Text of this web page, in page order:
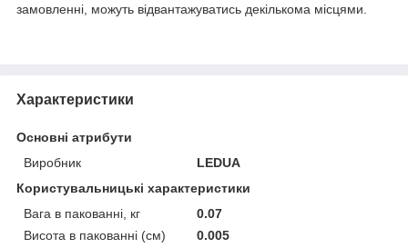
замовленні, можуть відвантажуватись декількома місцями.
Характеристики
Основні атрибути
Виробник
LEDUA
Користувальницькі характеристики
Вага в пакованні, кг
0.07
Висота в пакованні (см)
0.005